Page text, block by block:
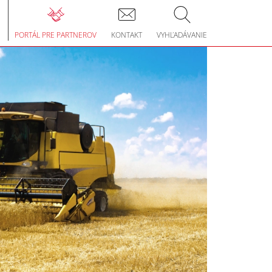
PORTÁL PRE PARTNEROV KONTAKT VYHĽADÁVANIE